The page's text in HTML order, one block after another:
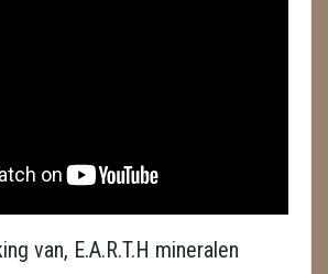
van, E.A.R.T.H mineralen